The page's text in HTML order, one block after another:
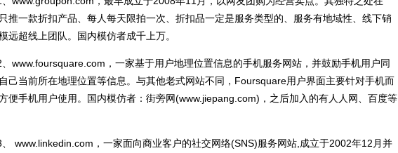
推一款折扣产品、每人每天限拍一次、折扣品一定是服务类型的、服务有地域性、线下销
远超线上团队。国内模仿者成千上万。
，一家基于用户地理位置信息的手机服务网站，并鼓励手机用户同
己当前所在地理位置等信息。与其他老式网站不同，Foursquare用户界面主要针对手机而
便手机用户使用。国内模仿者：街旁网(www.jiepang.com)，之后加入的有人人网、百度等
，一家面向商业客户的社交网络(SNS)服务网站,成立于2002年12月并